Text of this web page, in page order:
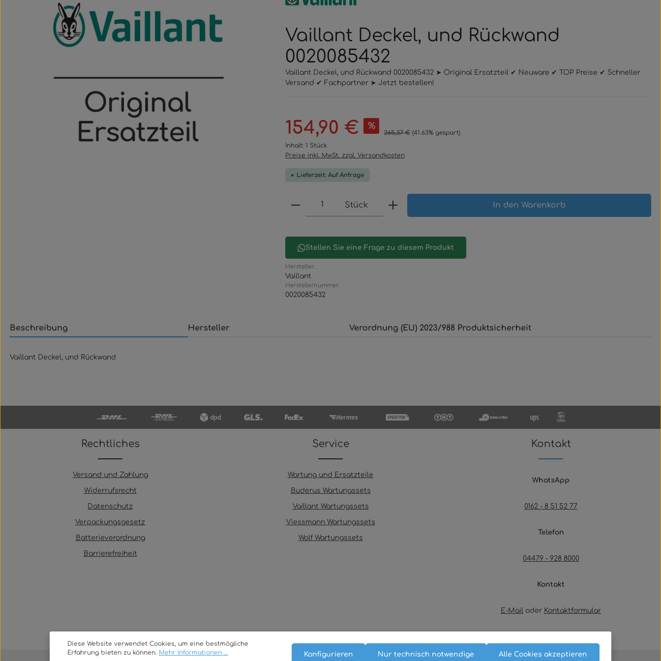
Vaillant Deckel, und Rückwand
0020085432
Vaillant Deckel, und Rückwand 0020085432 ➤ Original Ersatzteil ✔ Neuware ✔ TOP Preise ✔ Schneller
Versand ✔ Fachpartner ➤ Jetzt bestellen!
Verkaufspreis:
154,90 € %
Regulärer Preis:
265,37 € (41.63% gespart)
Inhalt: 1 Stück
Preise inkl. MwSt. zzgl. Versandkosten
Lieferzeit: Auf Anfrage
Produkt Anzahl: Gib den gewünschten Wert ein oder
Stück In den Warenkorb
Stellen Sie eine Frage zu diesem Produkt
Hersteller:
Vaillant
Herstellernummer:
0020085432
Beschreibung Hersteller Verordnung (EU) 2023/988 Produktsicherheit
Vaillant Deckel, und Rückwand
Rechtliches
Versand und Zahlung
Widerrufsrecht
Datenschutz
Verpackungsgesetz
Batterieverordnung
Barrierefreiheit
Service
Wartung und Ersatzteile
Buderus Wartungssets
Vaillant Wartungssets
Viessmann Wartungssets
Wolf Wartungssets
Kontakt
WhatsApp
0162 - 8 51 52 77
Telefon
04479 - 928 8000
Kontakt
E-Mail oder Kontaktformular
Diese Website verwendet Cookies, um eine bestmögliche
Erfahrung bieten zu können. Mehr Informationen ... Nur technisch notwendige
Konfigurieren Alle Cookies akzeptieren